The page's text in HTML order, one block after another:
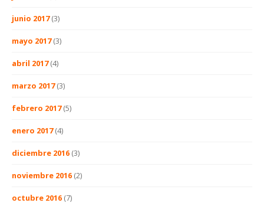
junio 2017(3)
mayo 2017(3)
abril 2017(4)
marzo 2017(3)
febrero 2017(5)
enero 2017(4)
diciembre 2016 (3)
noviembre 2016 (2)
octubre 2016 (7)